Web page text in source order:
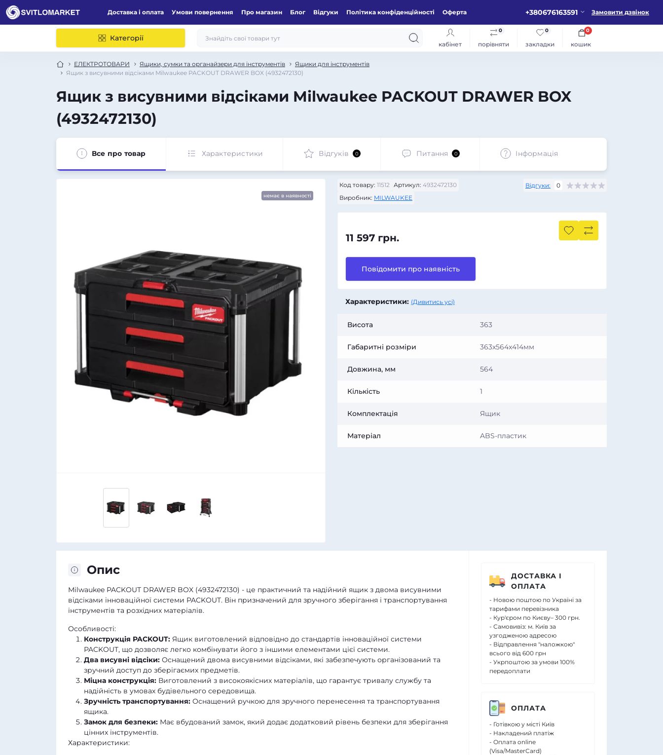
Доставка і оплата Умови повернення Про магазин Блог Відгуки Політика конфіденційності Оферта +380676163591 Замовити дзвінок
Категорії
кабінет порівняти
0
закладки
0
кошик
0
ЕЛЕКТРОТОВАРИ Ящики, сумки та органайзери для інструментів
Ящики для інструментів
Ящик з висувними відсіками Milwaukee PACKOUT DRAWER BOX (4932472130)
Ящик з висувними відсіками Milwaukee PACKOUT DRAWER BOX
(4932472130)
Все про товар Характеристики Відгуків 0 Питання 0 Iнформація
немає в наявності
Код товару: 11512 Артикул: 4932472130
Виробник: MILWAUKEE
Відгуки: 0
11 597 грн.
Повідомити про наявність
Характеристики: (Дивитись усі)
Висота 363
Габаритні розміри 363x564x414мм
Довжина, мм 564
Кількість 1
Комплектація Ящик
Матеріал ABS-пластик
Опис
Milwaukee PACKOUT DRAWER BOX (4932472130) - це практичний та надійний ящик з двома висувними
відсіками інноваційної системи PACKOUT. Він призначений для зручного зберігання і транспортування
інструментів та розхідних матеріалів.
Особливості:
Конструкція PACKOUT: Ящик виготовлений відповідно до стандартів інноваційної системи
PACKOUT, що дозволяє легко комбінувати його з іншими елементами цієї системи.
Два висувні відсіки: Оснащений двома висувними відсіками, які забезпечують організований та
зручний доступ до зберігаємих предметів.
Міцна конструкція: Виготовлений з високоякісних матеріалів, що гарантує тривалу службу та
надійність в умовах будівельного середовища.
Зручність транспортування: Оснащений ручкою для зручного перенесення та транспортування
ящика.
Замок для безпеки: Має вбудований замок, який додає додатковий рівень безпеки для зберігання
цінних інструментів.
Характеристики:
ДОСТАВКА І
ОПЛАТА
- Новою поштою по Україні за
тарифами перевізника
- Кур'єром по Києву– 300 грн.
- Самовивіз: м. Київ за
узгодженою адресою
- Відправлення "наложкою"
всього від 600 грн
- Укрпоштою за умови 100%
передоплати
ОПЛАТА
- Готівкою у місті Київ
- Накладений платіж
- Оплата online
(Visa/MasterCard)